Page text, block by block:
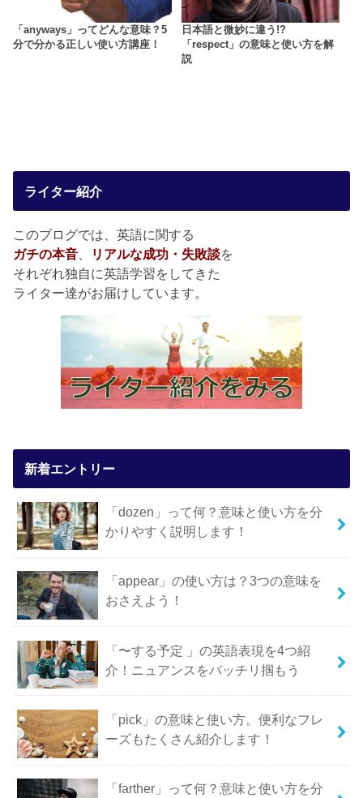
「anyways」ってどんな意味？5
分で分かる正しい使い方講座！
日本語と微妙に違う!?
「respect」の意味と使い方を解
説
ライター紹介
このブログでは、英語に関する
ガチの本音
リアルな成功・失敗談を
それぞれ独自に英語学習をしてきた
ライター達がお届けしています。
新着エントリー
「dozen」って何？意味と使い方を分
かりやすく説明します！
「appear」の使い方は？3つの意味を
おさえよう！
「〜する予定 」の英語表現を4つ紹
介！ニュアンスをバッチリ掴もう
「pick」の意味と使い方。便利なフレ
ーズもたくさん紹介します！
「farther」って何？意味と使い方を分